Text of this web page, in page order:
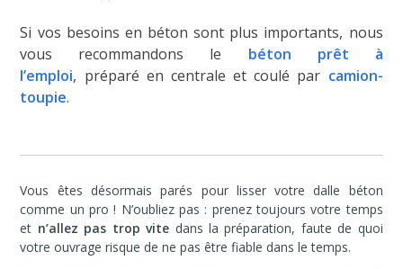
Si vos besoins en béton sont plus importants, nous
vous recommandons le béton prêt à
l’emploi, préparé en centrale et coulé par camion-
toupie.
Vous êtes désormais parés pour lisser votre dalle béton
comme un pro ! N’oubliez pas : prenez toujours votre temps
et n’allez pas trop vite dans la préparation, faute de quoi
votre ouvrage risque de ne pas être fiable dans le temps.